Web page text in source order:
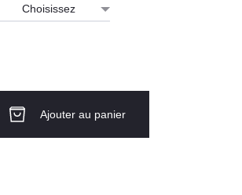
Ajouter au panier